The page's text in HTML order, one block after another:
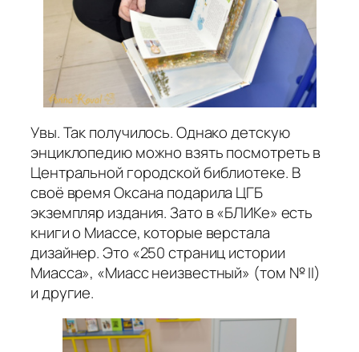
Увы. Так получилось. Однако детскую
энциклопедию можно взять посмотреть в
Центральной городской библиотеке. В
своё время Оксана подарила ЦГБ
экземпляр издания. Зато в «БЛИКе» есть
книги о Миассе, которые верстала
дизайнер. Это «250 страниц истории
Миасса», «Миасс неизвестный» (том № II)
и другие.